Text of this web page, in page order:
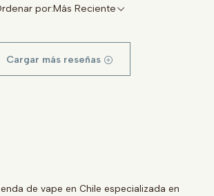
por:Más Reciente
Cargar más reseñas
de vape en Chile especializada en